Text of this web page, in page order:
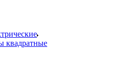
квадратные